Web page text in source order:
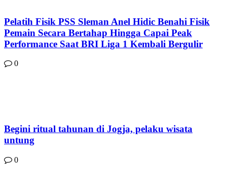
Pelatih Fisik PSS Sleman Anel Hidic Benahi Fisik
Pemain Secara Bertahap Hingga Capai Peak
Performance Saat BRI Liga 1 Kembali Bergulir
0
Begini ritual tahunan di Jogja, pelaku wisata
untung
0